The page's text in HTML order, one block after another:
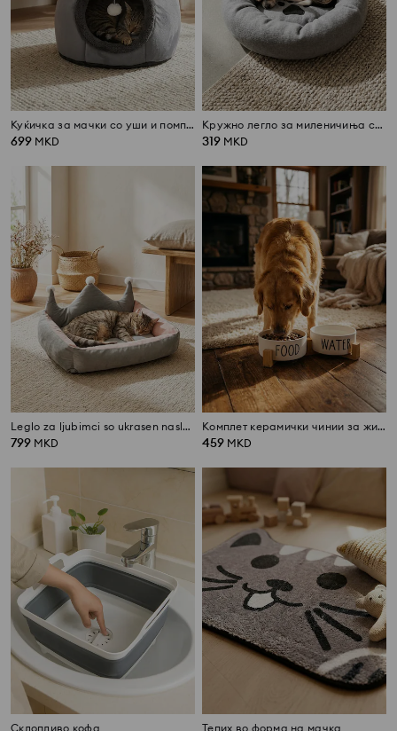
Куќичка за мачки со уши и помпон
699 MKD
Кружно легло за миленичиња со мотив шепа
319 MKD
Leglo za ljubimci so ukrasen naslon vo forma na krona
799 MKD
Комплет керамички чинии за животни Food & Water
459 MKD
Склопливо кофа Тепих во форма на мачка